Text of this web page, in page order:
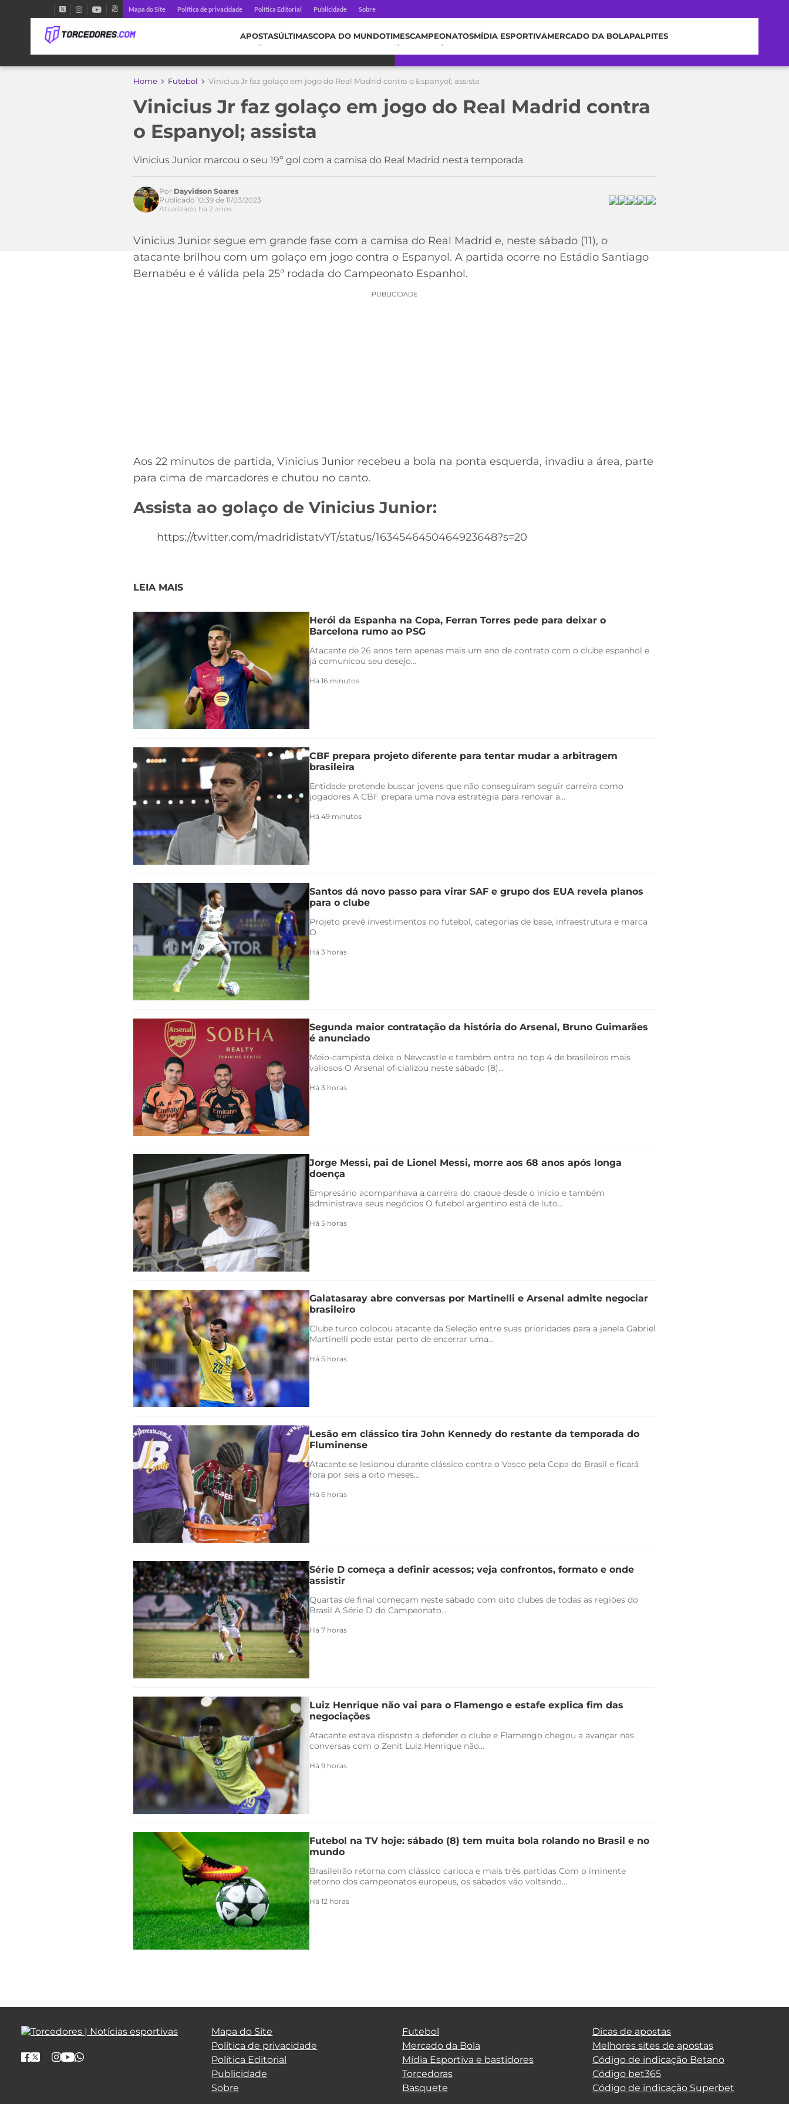
Mapa do Site Política de privacidade Política Editorial Publicidade Sobre
APOSTASÚLTIMASCOPA DO MUNDOTIMESCAMPEONATOSMÍDIA ESPORTIVAMERCADO DA BOLAPALPITES
Home Futebol Vinicius Jr faz golaço em jogo do Real Madrid contra o Espanyol; assista
Vinicius Jr faz golaço em jogo do Real Madrid contra
o Espanyol; assista
Vinicius Junior marcou o seu 19º gol com a camisa do Real Madrid nesta temporada
Acesse o perfil do autor Por Dayvidson Soares
Publicado 10:39 de 11/03/2023
Atualizado há 2 anos
Vinicius Junior segue em grande fase com a camisa do Real Madrid e, neste sábado (11), o
atacante brilhou com um golaço em jogo contra o Espanyol. A partida ocorre no Estádio Santiago
Bernabéu e é válida pela 25ª rodada do Campeonato Espanhol.
PUBLICIDADE
Aos 22 minutos de partida, Vinicius Junior recebeu a bola na ponta esquerda, invadiu a área, parte
para cima de marcadores e chutou no canto.
Assista ao golaço de Vinicius Junior:
https://twitter.com/madridistatvYT/status/1634546450464923648?s=20
LEIA MAIS
Herói da Espanha na Copa, Ferran Torres pede para deixar o
Barcelona rumo ao PSG
Atacante de 26 anos tem apenas mais um ano de contrato com o clube espanhol e
já comunicou seu desejo...
Há 16 minutos
CBF prepara projeto diferente para tentar mudar a arbitragem
brasileira
Entidade pretende buscar jovens que não conseguiram seguir carreira como
jogadores A CBF prepara uma nova estratégia para renovar a...
Há 49 minutos
Santos dá novo passo para virar SAF e grupo dos EUA revela planos
para o clube
Projeto prevê investimentos no futebol, categorias de base, infraestrutura e marca
O
Há 3 horas
Segunda maior contratação da história do Arsenal, Bruno Guimarães
é anunciado
Meio-campista deixa o Newcastle e também entra no top 4 de brasileiros mais
valiosos O Arsenal oficializou neste sábado (8)...
Há 3 horas
Jorge Messi, pai de Lionel Messi, morre aos 68 anos após longa
doença
Empresário acompanhava a carreira do craque desde o início e também
administrava seus negócios O futebol argentino está de luto...
Há 5 horas
Galatasaray abre conversas por Martinelli e Arsenal admite negociar
brasileiro
Clube turco colocou atacante da Seleção entre suas prioridades para a janela Gabriel
Martinelli pode estar perto de encerrar uma...
Há 5 horas
Lesão em clássico tira John Kennedy do restante da temporada do
Fluminense
Atacante se lesionou durante clássico contra o Vasco pela Copa do Brasil e ficará
fora por seis a oito meses...
Há 6 horas
Série D começa a definir acessos; veja confrontos, formato e onde
assistir
Quartas de final começam neste sábado com oito clubes de todas as regiões do
Brasil A Série D do Campeonato...
Há 7 horas
Luiz Henrique não vai para o Flamengo e estafe explica fim das
negociações
Atacante estava disposto a defender o clube e Flamengo chegou a avançar nas
conversas com o Zenit Luiz Henrique não...
Há 9 horas
Futebol na TV hoje: sábado (8) tem muita bola rolando no Brasil e no
mundo
Brasileirão retorna com clássico carioca e mais três partidas Com o iminente
retorno dos campeonatos europeus, os sábados vão voltando...
Há 12 horas
Mapa do Site
Política de privacidade
Política Editorial
Publicidade
Sobre
Futebol
Mercado da Bola
Mídia Esportiva e bastidores
Torcedoras
Basquete
Dicas de apostas
Melhores sites de apostas
Código de indicação Betano
Código bet365
Código de indicação Superbet